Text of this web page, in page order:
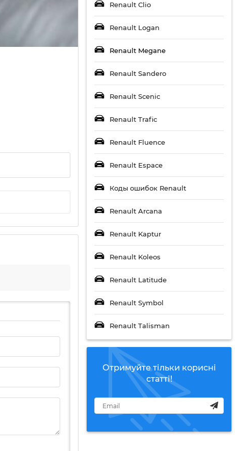
Renault Clio
Renault Logan
Renault Megane
Renault Sandero
Renault Scenic
Renault Trafic
Renault Fluence
Renault Espace
Коды ошибок Renault
Renault Arcana
Renault Kaptur
Renault Koleos
Renault Latitude
Renault Symbol
Renault Talisman
Отримуйте тільки корисні
статті!